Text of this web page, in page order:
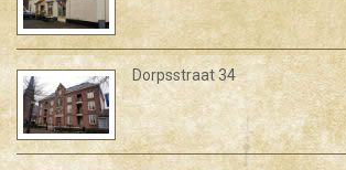
Dorpsstraat 34